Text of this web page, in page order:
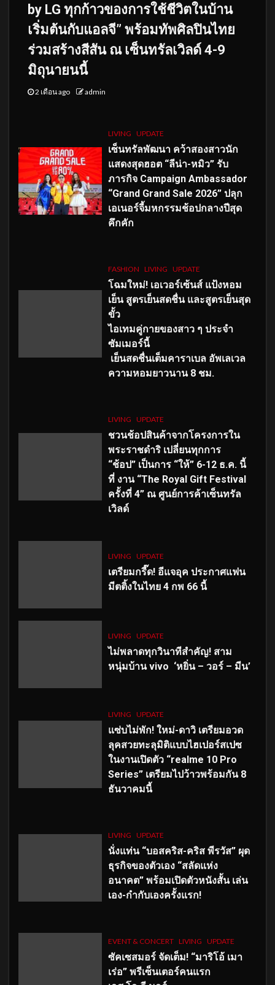
by LG ทุกก้าวของการใช้ชีวิตในบ้าน
เริ่มต้นกับแอลจี” พร้อมทัพศิลปินไทย
ร่วมสร้างสีสัน ณ เซ็นทรัลเวิลด์ 4-9
มิถุนายนนี้
2 เดือน ago admin
LIVING UPDATE
เซ็นทรัลพัฒนา คว้าสองสาวนัก
แสดงสุดฮอต “ลีน่า-หมิว” รับ
ภารกิจ Campaign Ambassador
“Grand Grand Sale 2026” ปลุก
เอเนอร์จี้มหกรรมช้อปกลางปีสุด
คึกคัก
FASHION LIVING UPDATE
โฉมใหม่! เอเวอร์เซ้นส์ แป้งหอม
เย็น สูตรเย็นสดชื่น และสูตรเย็นสุด
ขั้ว
ไอเทมคู่กายของสาว ๆ ประจำ
ซัมเมอร์นี้
เย็นสดชื่นเต็มคาราเบล อัพเลเวล
ความหอมยาวนาน 8 ชม.
LIVING UPDATE
ชวนช้อปสินค้าจากโครงการใน
พระราชดำริ เปลี่ยนทุกการ
“ช้อป” เป็นการ “ให้” 6-12 ธ.ค. นี้
ที่ งาน “The Royal Gift Festival
ครั้งที่ 4” ณ ศูนย์การค้าเซ็นทรัล
เวิลด์
LIVING UPDATE
เตรียมกรี๊ด! อีแจอุค ประกาศแฟน
มีตติ้งในไทย 4 กพ 66 นี้
LIVING UPDATE
ไม่พลาดทุกวินาทีสำคัญ! สาม
หนุ่มบ้าน vivo ‘หยิ่น – วอร์ – มีน’
LIVING UPDATE
แซ่บไม่พัก! ใหม่-ดาวิ เตรียมอวด
ลุคสวยทะลุมิติแบบไฮเปอร์สเปซ
ในงานเปิดตัว “realme 10 Pro
Series” เตรียมไปว้าวพร้อมกัน 8
ธันวาคมนี้
LIVING UPDATE
นั่งแท่น “บอสคริส-คริส พีรวัส” ผุด
ธุรกิจของตัวเอง “สลัดแห่ง
อนาคต” พร้อมเปิดตัวหนังสั้น เล่น
เอง-กำกับเองครั้งแรก!
EVENT & CONCERT LIVING UPDATE
ซัคเซสมอร์ จัดเต็ม! “มาริโอ้ เมา
เร่อ” พรีเซ็นเตอร์คนแรก